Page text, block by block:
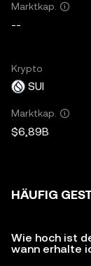
Marktkap.
--
Krypto
SUI
Marktkap.
$6,89B
HÄUFIG
Wie hoch ist
wann erhalte